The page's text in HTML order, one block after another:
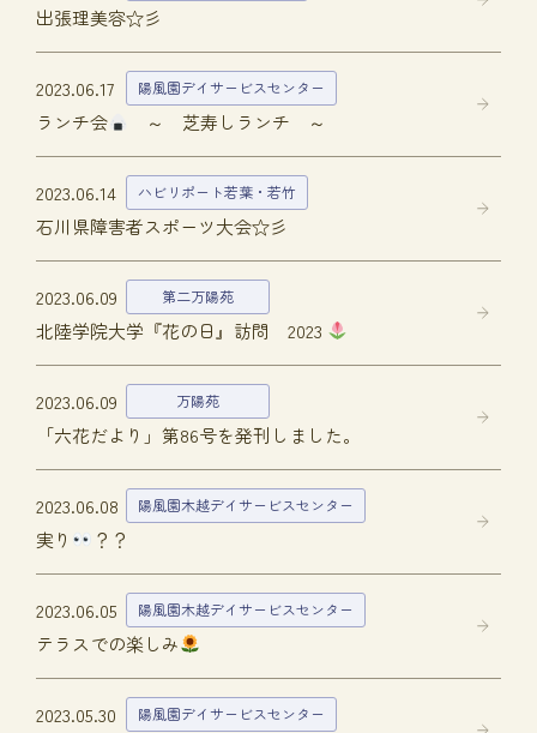
出張理美容☆彡
2023.06.17 陽風園デイサービスセンター
ランチ会 ～ 芝寿しランチ ～
2023.06.14 ハビリポート若葉・若竹
石川県障害者スポーツ大会☆彡
2023.06.09 第二万陽苑
北陸学院大学『花の日』訪問 2023
2023.06.09 万陽苑
「六花だより」第86号を発刊しました。
2023.06.08 陽風園木越デイサービスセンター
実り ？？
2023.06.05 陽風園木越デイサービスセンター
テラスでの楽しみ
2023.05.30 陽風園デイサービスセンター